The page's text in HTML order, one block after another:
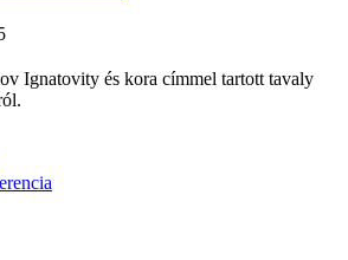
Ignatovity és kora címmel tartott tavaly